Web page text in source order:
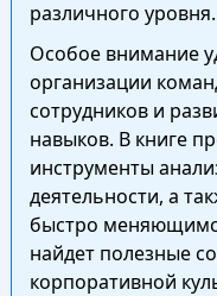
различного уровня.
Особое внимание
организации
сотрудников и
навыков. В книге
инструменты
деятельности, а
быстро
найдет полезные
корпоративной